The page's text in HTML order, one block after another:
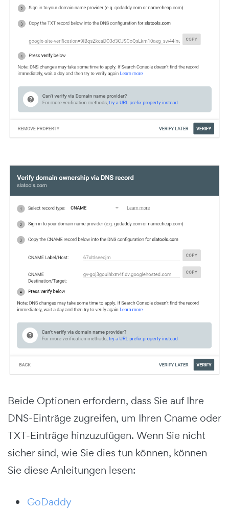
Beide Optionen erfordern, dass Sie auf Ihre
DNS-Einträge zugreifen, um Ihren Cname oder
TXT-Einträge hinzuzufügen. Wenn Sie nicht
sicher sind, wie Sie dies tun können, können
Sie diese Anleitungen lesen:
GoDaddy